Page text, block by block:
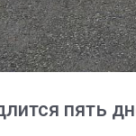
пять